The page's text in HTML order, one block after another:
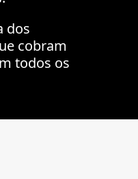
dos
cobram
todos os